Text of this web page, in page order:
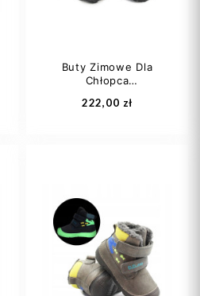
Dodaj do koszyka
Buty Zimowe Dla
Chłopca
222,00 zł
35 36